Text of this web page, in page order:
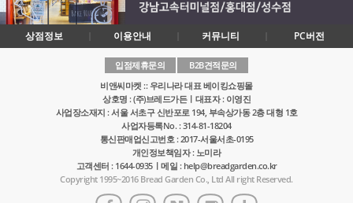
상점정보 이용안내 커뮤니티 PC버전
입점제휴문의
B2B견적문의
비앤씨마켓 :: 우리나라 대표 베이킹쇼핑몰
상호명 : (주)브레드가든ㅣ대표자 : 이영진
사업장소재지 : 서울 서초구 신반포로 194, 부속상가동 2층 대형 1호
사업자등록No. : 314-81-18204
통신판매업신고번호 : 2017-서울서초-0195
개인정보책임자 : 노미라
고객센터 : 1644-0935ㅣ메일 : help@breadgarden.co.kr
Copyright 1995~2016 Bread Garden Co., Ltd All right Reserved.